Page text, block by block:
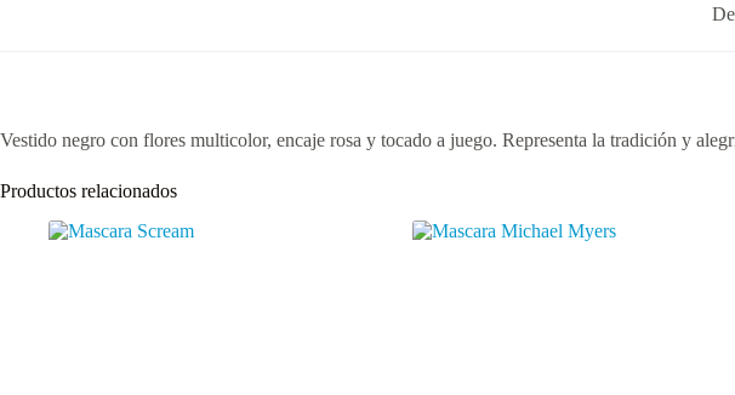
Vestido negro con flores multicolor, encaje rosa y tocado a juego. Representa la tradición y
Productos relacionados